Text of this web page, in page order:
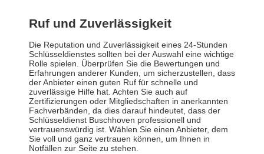
Ruf und Zuverlässigkeit
Die Reputation und Zuverlässigkeit eines 24-Stunden
Schlüsseldienstes sollten bei der Auswahl eine wichtige
Rolle spielen. Überprüfen Sie die Bewertungen und
Erfahrungen anderer Kunden, um sicherzustellen, dass
der Anbieter einen guten Ruf für schnelle und
zuverlässige Hilfe hat. Achten Sie auch auf
Zertifizierungen oder Mitgliedschaften in anerkannten
Fachverbänden, da dies darauf hindeutet, dass der
Schlüsseldienst Buschhoven professionell und
vertrauenswürdig ist. Wählen Sie einen Anbieter, dem
Sie voll und ganz vertrauen können, um Ihnen in
Notfällen zur Seite zu stehen.